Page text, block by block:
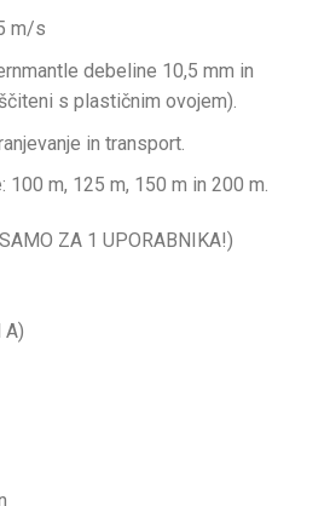
m/s
debeline 10,5 mm in
s plastičnim ovojem).
in transport.
100 m, 125 m, 150 m in 200 m.
ZA 1 UPORABNIKA!)
A)